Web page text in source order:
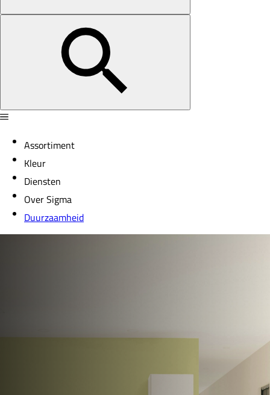
Assortiment
Kleur
Diensten
Over Sigma
Duurzaamheid